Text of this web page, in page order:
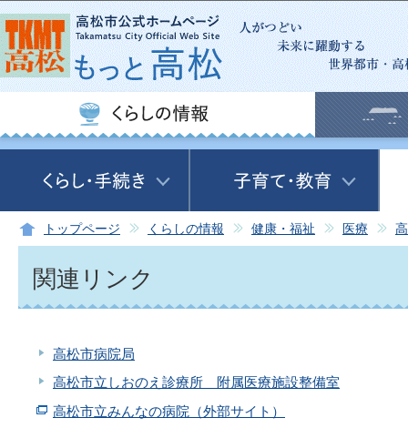
この
トップページ くらしの情報 健康・福祉 医療
関連リンク
高松市病院局
高松市立しおのえ診療所 附属医療施設整備室
高松市立みんなの病院（外部サイト）